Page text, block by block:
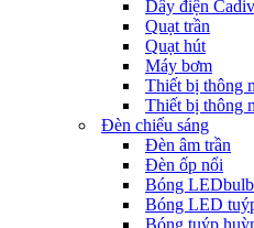
Dây điện
Quạt trần
Quạt hút
Máy bơm
Thiết bị thông
Thiết bị thông
Đèn chiếu sáng
Đèn âm trần
Đèn ốp nổi
Bóng LEDbulb
Bóng LED
Bóng tuýp